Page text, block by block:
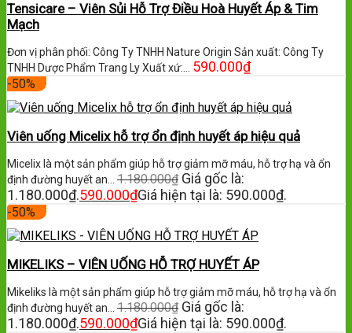
Tensicare – Viên Sủi Hỗ Trợ Điều Hoà Huyết Áp & Tim
Mạch
Đơn vị phân phối: Công Ty TNHH Nature Origin Sản xuất: Công Ty
TNHH Dược Phẩm Trang Ly Xuất xứ:… 590.000₫
-50%
Viên uống Micelix hỗ trợ ổn định huyết áp hiệu quả
Micelix là một sản phẩm giúp hỗ trợ giảm mỡ máu, hỗ trợ hạ và ổn
định đường huyết an… 1.180.000₫ Giá gốc là:
1.180.000₫.590.000₫Giá hiện tại là: 590.000₫.
-50%
MIKELIKS – VIÊN UỐNG HỖ TRỢ HUYẾT ÁP
Mikeliks là một sản phẩm giúp hỗ trợ giảm mỡ máu, hỗ trợ hạ và ổn
định đường huyết an… 1.180.000₫ Giá gốc là:
1.180.000₫.590.000₫Giá hiện tại là: 590.000₫.